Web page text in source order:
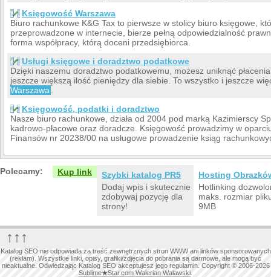
Księgowość Warszawa
Biuro rachunkowe K&G Tax to pierwsze w stolicy biuro księgowe,
przeprowadzone w internecie, bierze pełną odpowiedzialność
forma współpracy, którą doceni przedsiębiorca.
Usługi księgowe i doradztwo podatkowe
Dzięki naszemu doradztwo podatkowemu, możesz uniknąć
jeszcze większą ilość pieniędzy dla siebie. To wszystko i jeszcze
Warszawa
Księgowość, podatki i doradztwo
Nasze biuro rachunkowe, działa od 2004 pod marką Kazimierscy
kadrowo-płacowe oraz doradcze. Księgowość prowadzimy w
Finansów nr 20238/00 na usługowe prowadzenie ksiąg
Polecamy: Kup link
Szybki katalog PR5
Dodaj wpis i skutecznie
zdobywaj pozycję dla
strony!
Hosting
Hotlinking
maks. rozmiar
9MB
↑↑↑
Katalog SEO nie odpowiada za treść zewnętrznych stron WWW ani linków sponsorowanych
(reklam). Wszystkie linki, opisy, grafiki/zdjęcia do pobrania są darmowe, ale mogą być
nieaktualne. Odwiedzając Katalog SEO akceptujesz jego regulamin. Copyright © 2006-2026
Sublime★Star.com Walerian Walawski